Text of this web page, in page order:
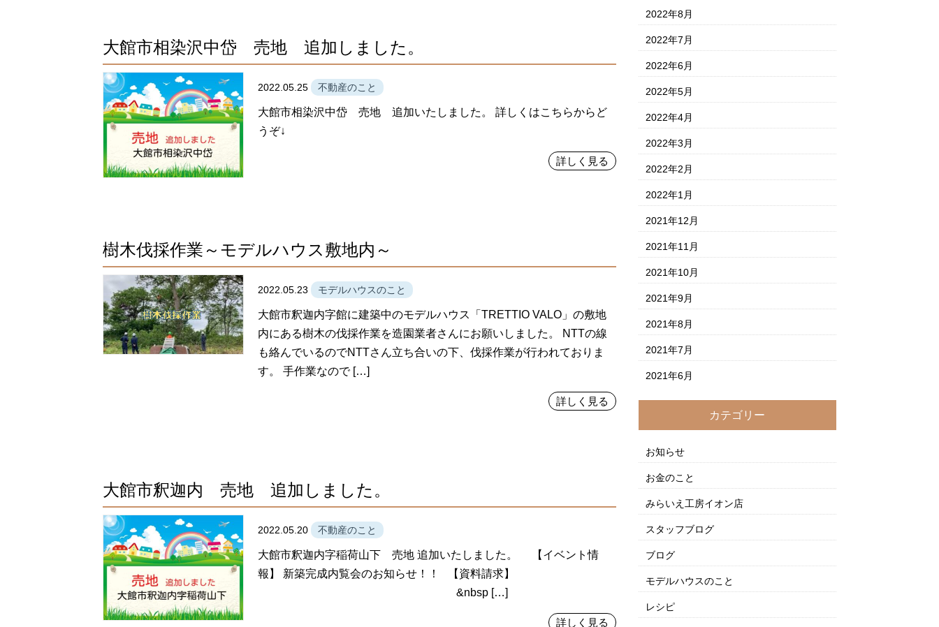
大館市相染沢中岱 売地 追加しました。
2022.05.25 不動産のこと
大館市相染沢中岱 売地 追加いたしました。 詳しくはこちらからど
うぞ↓
詳しく見る
樹木伐採作業～モデルハウス敷地内～
2022.05.23 モデルハウスのこと
大館市釈迦内字館に建築中のモデルハウス「TRETTIO VALO」の敷地
内にある樹木の伐採作業を造園業者さんにお願いしました。 NTTの線
も絡んでいるのでNTTさん立ち合いの下、伐採作業が行われておりま
す。 手作業なので […]
詳しく見る
大館市釈迦内 売地 追加しました。
2022.05.20 不動産のこと
大館市釈迦内字稲荷山下 売地 追加いたしました。 【イベント情
報】 新築完成内覧会のお知らせ！！ 【資料請求】
&nbsp […]
詳しく見る
2022年8月
2022年7月
2022年6月
2022年5月
2022年4月
2022年3月
2022年2月
2022年1月
2021年12月
2021年11月
2021年10月
2021年9月
2021年8月
2021年7月
2021年6月
カテゴリー
お知らせ
お金のこと
みらいえ工房イオン店
スタッフブログ
ブログ
モデルハウスのこと
レシピ